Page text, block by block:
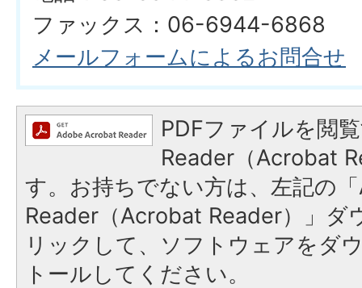
ファックス：06-6944-6868
メールフォームによるお問合せ
PDFファイルを閲
Reader（Acrobat
す。お持ちでない方は、左記の
Reader（Acrobat Reader）」ダ
リックして、ソフトウェアをダ
トールしてください。